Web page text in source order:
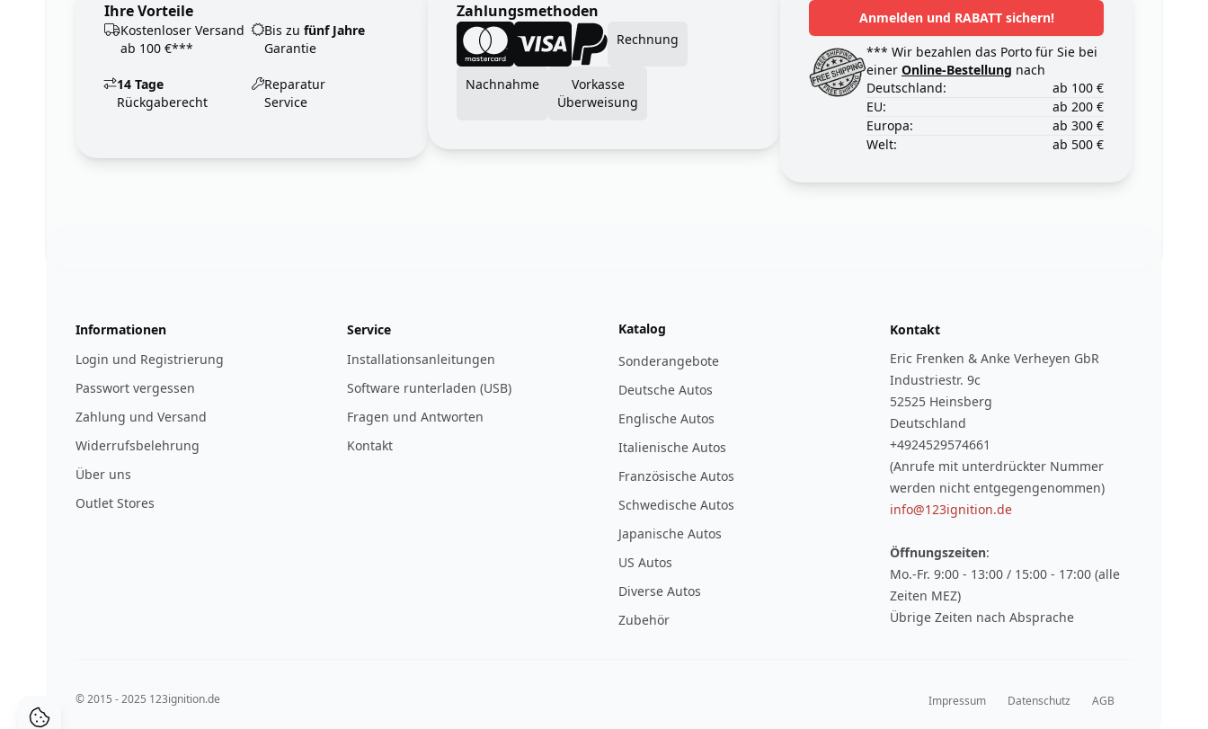
Ihre Vorteile
Kostenloser Versand
ab 100 €***
Bis zu fünf Jahre
Garantie
14 Tage
Rückgaberecht
Reparatur
Service
Zahlungsmethoden
Rechnung
Nachnahme
Vorkasse
Überweisung
Anmelden und RABATT sichern!
*** Wir bezahlen das Porto für Sie bei
einer Online-Bestellung nach
Deutschland:
ab 100 €
EU:
ab 200 €
Europa:
ab 300 €
Welt:
ab 500 €
Informationen
Login und Registrierung
Passwort vergessen
Zahlung und Versand
Widerrufsbelehrung
Über uns
Outlet Stores
Service
Installationsanleitungen
Software runterladen (USB)
Fragen und Antworten
Kontakt
Katalog
Sonderangebote
Deutsche Autos
Englische Autos
Italienische Autos
Französische Autos
Schwedische Autos
Japanische Autos
US Autos
Diverse Autos
Zubehör
Kontakt
Eric Frenken & Anke Verheyen GbR
Industriestr. 9c
52525 Heinsberg
Deutschland
+4924529574661
(Anrufe mit unterdrückter Nummer
werden nicht entgegengenommen)
info@123ignition.de
Öffnungszeiten:
Mo.-Fr. 9:00 - 13:00 / 15:00 - 17:00 (alle
Zeiten MEZ)
Übrige Zeiten nach Absprache
Impressum Datenschutz AGB
© 2015 - 2025 123ignition.de